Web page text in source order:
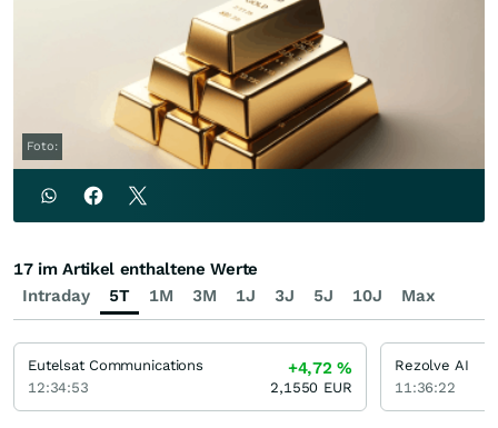
Foto:
Intraday 5T 1M 3M 1J 3J 5J 10J Max
17 im Artikel enthaltene Werte
Eutelsat Communications
12:34:53
+4,72%
2,1550 EUR
Rezolve AI
11:36:22